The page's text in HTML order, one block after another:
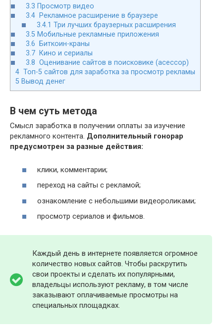
3.3 Просмотр видео
3.4 Рекламное расширение в браузере
3.4.1 Три лучших браузерных расширения
3.5 Мобильные рекламные приложения
3.6 Биткоин-краны
3.7 Кино и сериалы
3.8 Оценивание сайтов в поисковике (асессор)
4 Топ-5 сайтов для заработка за просмотр рекламы
5 Вывод денег
В чем суть метода
Смысл заработка в получении оплаты за изучение
рекламного контента. Дополнительный гонорар
предусмотрен за разные действия:
клики, комментарии;
переход на сайты с рекламой;
ознакомление с небольшими видеороликами;
просмотр сериалов и фильмов.
Каждый день в интернете появляется огромное
количество новых сайтов. Чтобы раскрутить
свои проекты и сделать их популярными,
владельцы используют рекламу, в том числе
заказывают оплачиваемые просмотры на
специальных площадках.